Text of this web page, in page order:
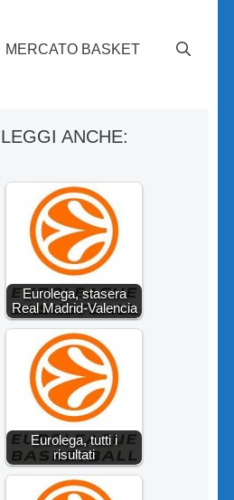
MERCATO BASKET
LEGGI ANCHE:
Eurolega, stasera
Real Madrid-Valencia
Eurolega, tutti i
risultati